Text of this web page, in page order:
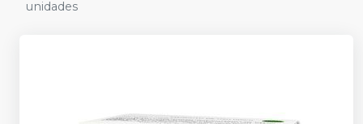
unidades